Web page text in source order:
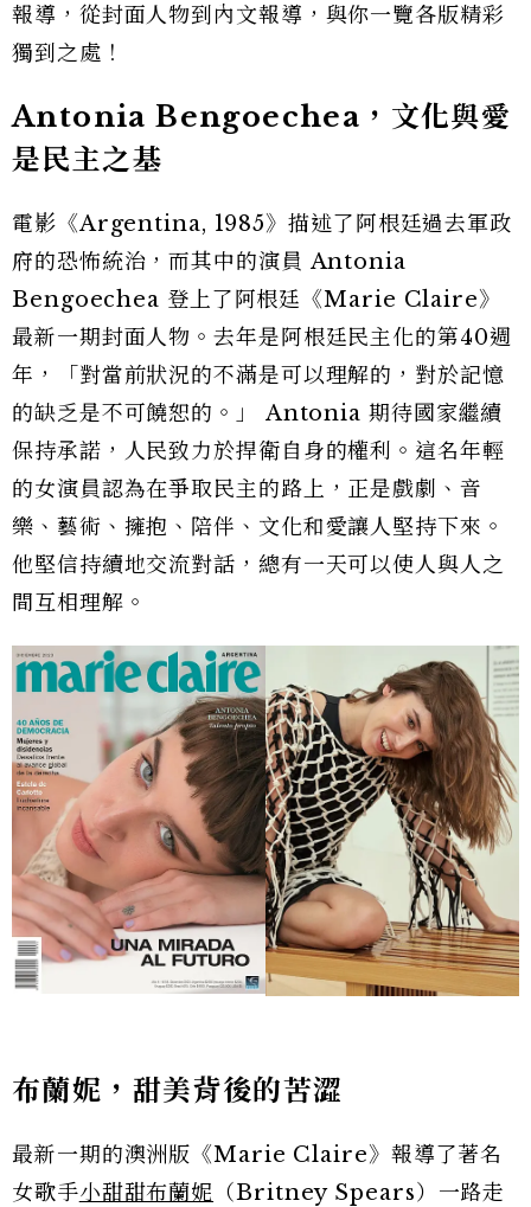
報導，從封面人物到內文報導，與你一覽各版精彩
獨到之處！
Antonia Bengoechea，文化與愛
是民主之基
電影《Argentina, 1985》描述了阿根廷過去軍政
府的恐怖統治，而其中的演員 Antonia
Bengoechea 登上了阿根廷《Marie Claire》
最新一期封面人物。去年是阿根廷民主化的第40週
年，「對當前狀況的不滿是可以理解的，對於記憶
的缺乏是不可饒恕的。」 Antonia 期待國家繼續
保持承諾，人民致力於捍衛自身的權利。這名年輕
的女演員認為在爭取民主的路上，正是戲劇、音
樂、藝術、擁抱、陪伴、文化和愛讓人堅持下來。
他堅信持續地交流對話，總有一天可以使人與人之
間互相理解。
布蘭妮，甜美背後的苦澀
最新一期的澳洲版《Marie Claire》報導了著名
女歌手小甜甜布蘭妮 （Britney Spears）一路走